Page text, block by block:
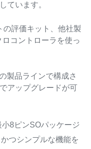
ています。
の評価キット、他社製
コントローラを使っ
製品ラインで構成さ
アップグレードが可
小8ピンSOパッケージ
つシンプルな機能を